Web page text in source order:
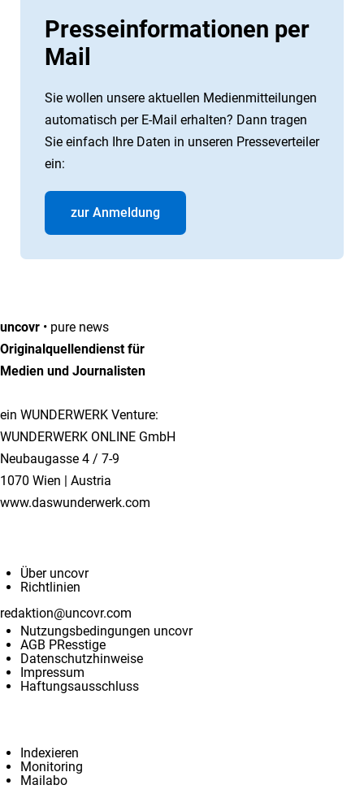
Presseinformationen per
Mail
Sie wollen unsere aktuellen Medienmitteilungen
automatisch per E-Mail erhalten? Dann tragen
Sie einfach Ihre Daten in unseren Presseverteiler
ein:
zur Anmeldung
uncovr • pure news
Originalquellendienst für
Medien und Journalisten
ein WUNDERWERK Venture:
WUNDERWERK ONLINE GmbH
Neubaugasse 4 / 7-9
1070 Wien | Austria
www.daswunderwerk.com
Über uncovr
Richtlinien
redaktion@uncovr.com
Nutzungsbedingungen uncovr
AGB PResstige
Datenschutzhinweise
Impressum
Haftungsausschluss
Indexieren
Monitoring
Mailabo